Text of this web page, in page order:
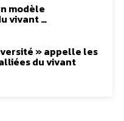
modèle
vivant …
» appelle les
du vivant